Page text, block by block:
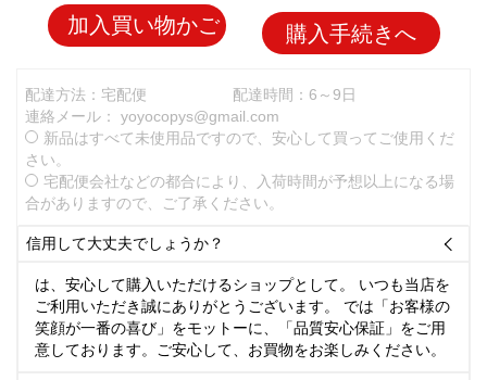
加入買い物かご 購入手続きへ
配達方法：宅配便
配達時間：6～9日
連絡メール： yoyocopys@gmail.com
新品はすべて未使用品ですので、安心して買ってご使用くだ
さい。
宅配便会社などの都合により、入荷時間が予想以上になる場
合がありますので、ご了承ください。
信用して大丈夫でしょうか？ 
は、安心して購入いただけるショップとして。 いつも当店を
ご利用いただき誠にありがとうございます。 では「お客様の
笑顔が一番の喜び」をモットーに、「品質安心保証」をご用
意しております。ご安心して、お買物をお楽しみください。